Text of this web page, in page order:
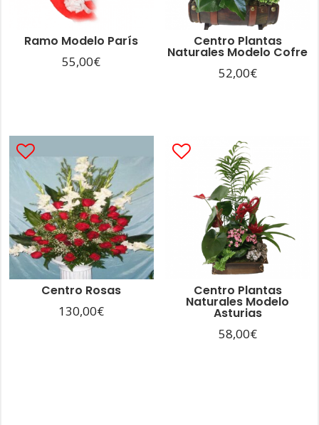
Ramo Modelo París
55,00€
Centro Plantas
Naturales Modelo Cofre
52,00€
Centro Rosas
130,00€
Centro Plantas
Naturales Modelo
Asturias
58,00€